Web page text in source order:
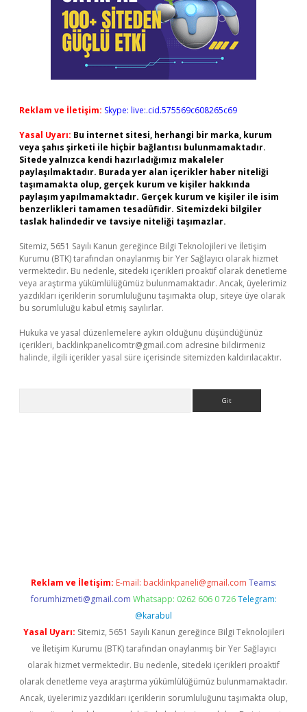
Reklam ve İletişim: Skype: live:.cid.575569c608265c69
Yasal Uyarı: Bu internet sitesi, herhangi bir marka, kurum
veya şahıs şirketi ile hiçbir bağlantısı bulunmamaktadır.
Sitede yalnızca kendi hazırladığımız makaleler
paylaşılmaktadır. Burada yer alan içerikler haber niteliği
taşımamakta olup, gerçek kurum ve kişiler hakkında
paylaşım yapılmamaktadır. Gerçek kurum ve kişiler ile isim
benzerlikleri tamamen tesadüfidir. Sitemizdeki bilgiler
taslak halindedir ve tavsiye niteliği taşımazlar.
Sitemiz, 5651 Sayılı Kanun gereğince Bilgi Teknolojileri ve İletişim
Kurumu (BTK) tarafından onaylanmış bir Yer Sağlayıcı olarak hizmet
vermektedir. Bu nedenle, sitedeki içerikleri proaktif olarak denetleme
veya araştırma yükümlülüğümüz bulunmamaktadır. Ancak, üyelerimiz
yazdıkları içeriklerin sorumluluğunu taşımakta olup, siteye üye olarak
bu sorumluluğu kabul etmiş sayılırlar.
Hukuka ve yasal düzenlemelere aykırı olduğunu düşündüğünüz
içerikleri, backlinkpanelicomtr@gmail.com adresine bildirmeniz
halinde, ilgili içerikler yasal süre içerisinde sitemizden kaldırılacaktır.
Reklam ve İletişim: E-mail: backlinkpaneli@gmail.com Teams:
forumhizmeti@gmail.com Whatsapp: 0262 606 0 726 Telegram:
@karabul
Yasal Uyarı: Sitemiz, 5651 Sayılı Kanun gereğince Bilgi Teknolojileri
ve İletişim Kurumu (BTK) tarafından onaylanmış bir Yer Sağlayıcı
olarak hizmet vermektedir. Bu nedenle, sitedeki içerikleri proaktif
olarak denetleme veya araştırma yükümlülüğümüz bulunmamaktadır.
Ancak, üyelerimiz yazdıkları içeriklerin sorumluluğunu taşımakta olup,